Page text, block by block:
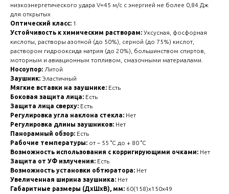
низкоэнергетического удара V=45 м/с с энергией не более 0,84 Дж
для открытых
Оптический класс: 1
Устойчивость к химическим растворам: Уксусная, фосфорная
кислоты, растворы азотной (до 50%), серной (до 75%) кислот,
раствором гидрооксида натрия (до 20%), большинством спиртов,
моторным и авиационным топливом, смазочными материалами.
Носоупор: Литой
Заушник: Эластичный
Мягкие вставки на заушнике: Есть
Боковая защита лица: Есть
Защита лица сверху: Есть
Регулировка угла наклона стекла: Нет
Регулировка длины заушников: Нет
Панорамный обзор: Есть
Рабочие температуры: от – 55 °С до + 80 °С
Возможность использования с корригирующими очками: Нет
Защита от УФ излучения: Есть
Возможность установки обтюратора: Нет
Увеличенная ширина заушника: Нет
Габаритные размеры (ДхШхВ), мм: 60(158)х150х49